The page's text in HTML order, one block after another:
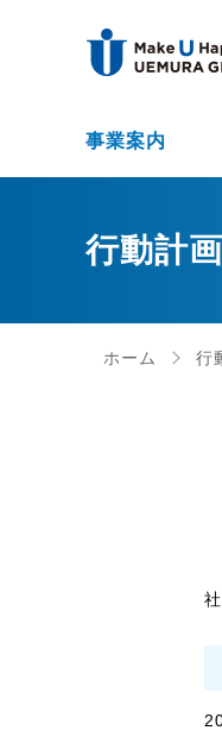
事業案内
行動計画
ホーム 行